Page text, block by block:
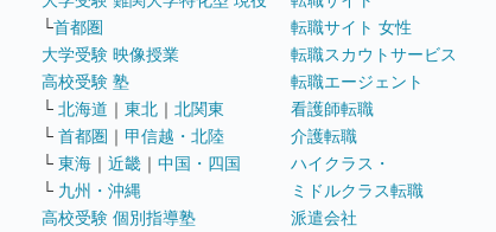
└首都圏
大学受験 映像授業
高校受験 塾
└ 北海道 ｜ 東北 ｜ 北関東
└ 首都圏 ｜ 甲信越・北陸
└ 東海 ｜ 近畿 ｜ 中国・四国
└ 九州・沖縄
高校受験 個別指導塾
転職サイト 女性
転職スカウトサービス
転職エージェント
看護師転職
介護転職
ハイクラス・
ミドルクラス転職
派遣会社